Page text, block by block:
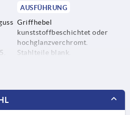
AUSFÜHRUNG
Griffhebel
kunststoffbeschichtet oder
hochglanzverchromt.
Stahlteile blank.